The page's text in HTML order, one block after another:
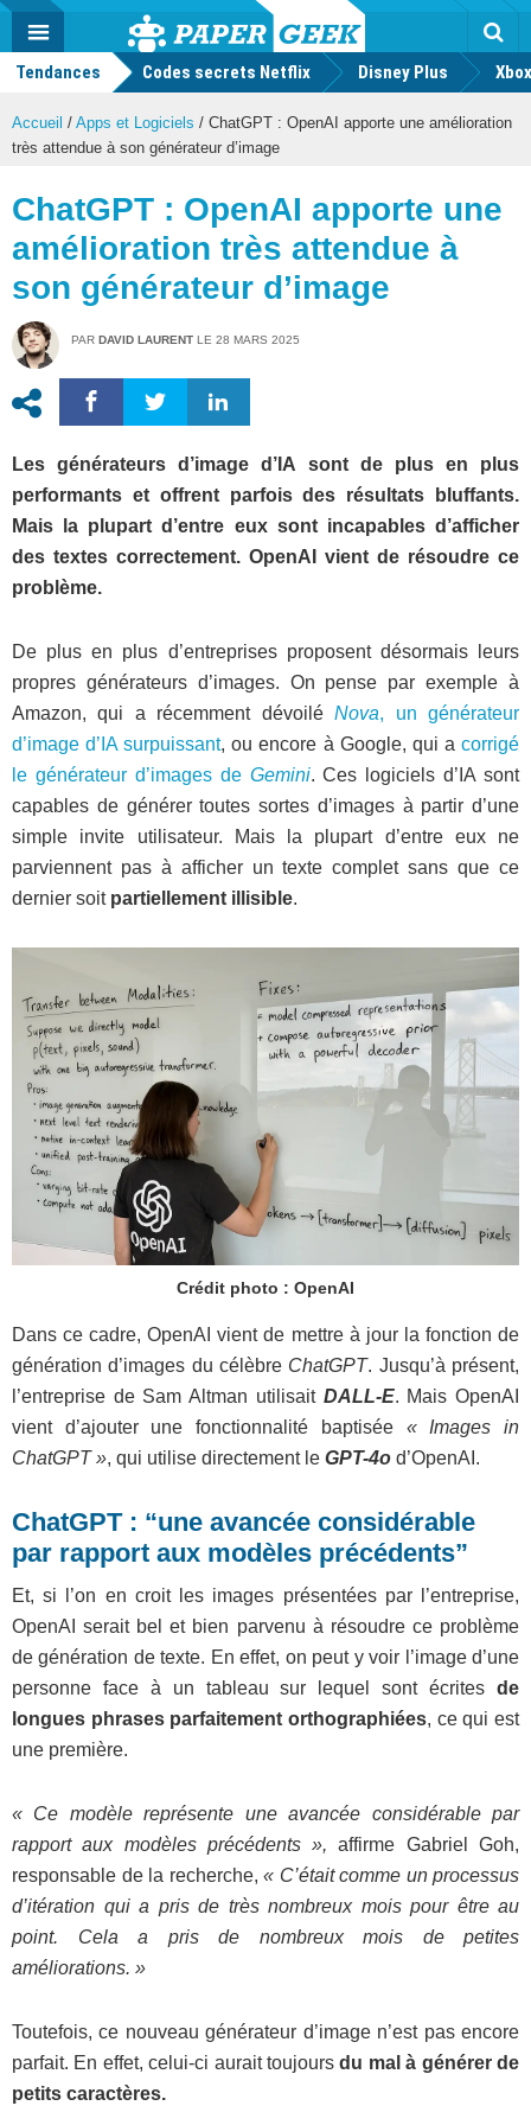
Actu
geek
MENU
Tendances Codes secrets Netflix Disney Plus
Accueil / Apps et Logiciels / ChatGPT : OpenAI apporte une amélioration
très attendue à son générateur d’image
ChatGPT : OpenAI apporte une
amélioration très attendue à
son générateur d’image
PAR DAVID LAURENT LE 28 MARS 2025
Les générateurs d’image d’IA sont de plus en plus
performants et offrent parfois des résultats bluffants.
Mais la plupart d’entre eux sont incapables d’afficher
des textes correctement. OpenAI vient de résoudre ce
problème.
De plus en plus d’entreprises proposent désormais leurs
propres générateurs d’images. On pense par exemple à
Amazon, qui a récemment dévoiléNova, un générateur
d’image d’IA surpuissant, ou encore à Google, qui acorrigé
le générateur d’images de Gemini. Ces logiciels d’IA sont
capables de générer toutes sortes d’images à partir d’une
simple invite utilisateur. Mais la plupart d’entre eux ne
parviennent pas à afficher un texte complet sans que ce
dernier soit partiellement illisible.
Crédit photo : OpenAI
Dans ce cadre, OpenAI vient de mettre à jour la fonction de
génération d’images du célèbre ChatGPT. Jusqu’à présent,
l’entreprise de Sam Altman utilisait DALL-E. Mais OpenAI
vient d’ajouter une fonctionnalité baptisée « Images in
ChatGPT », qui utilise directement le GPT-4o d’OpenAI.
ChatGPT : “une avancée considérable
par rapport aux modèles précédents”
Et, si l’on en croit les images présentées par l’entreprise,
OpenAI serait bel et bien parvenu à résoudre ce problème
de génération de texte. En effet, on peut y voir l’image d’une
personne face à un tableau sur lequel sont écrites de
longues phrases parfaitement orthographiées, ce qui est
une première.
« Ce modèle représente une avancée considérable par
rapport aux modèles précédents », affirme Gabriel Goh,
responsable de la recherche, « C’était comme un processus
d’itération qui a pris de très nombreux mois pour être au
point. Cela a pris de nombreux mois de petites
améliorations. »
Toutefois, ce nouveau générateur d’image n’est pas encore
parfait. En effet, celui-ci aurait toujoursdu mal à générer de
petits caractères.
Mode
FacebookTwitter Youtube